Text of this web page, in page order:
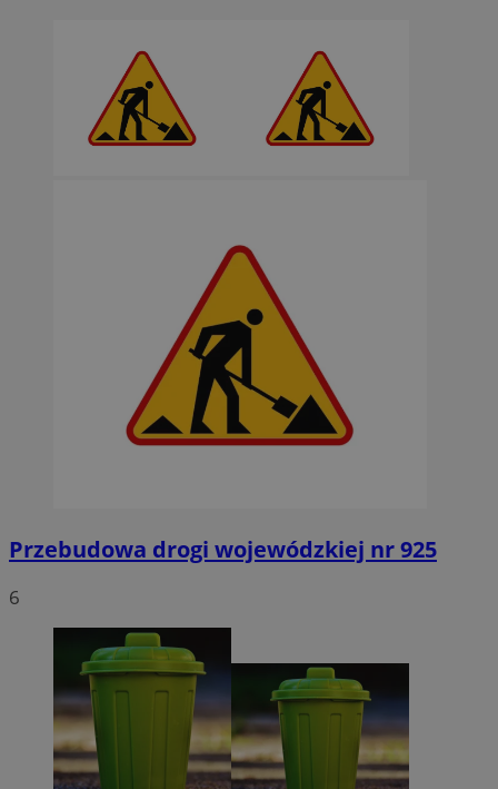
Przebudowa drogi wojewódzkiej nr 925
6